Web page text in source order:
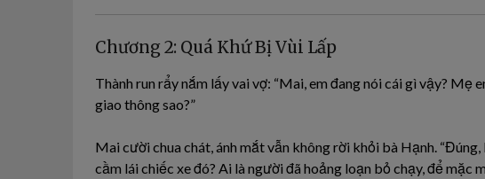
Chương 2: Quá Khứ Bị Vùi Lấp
Thành run rẩy nắm lấy vai vợ: “Mai, em đang nói cái gì vậy? Mẹ
giao thông sao?”
Mai cười chua chát, ánh mắt vẫn không rời khỏi bà Hạnh.
cầm lái chiếc xe đó? Ai là người đã hoảng loạn bỏ chạy, để mặc